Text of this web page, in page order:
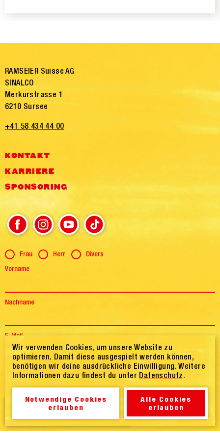
RAMSEIER Suisse AG
SINALCO
Merkurstrasse 1
6210 Sursee
+41 58 434 44 00
KONTAKT
KARRIERE
SPONSORING
AnredeFrau Herr
Divers
Vorname
Nachname
E-Mail
Einwilligung
Ich bestätige hiermit, dass ich die Informationen zumDatenschutz
gelesen, verstanden und akzeptiert habe.
Wir verwenden Cookies, um unsere Website zu
optimieren. Damit diese ausgespielt werden können,
benötigen wir deine ausdrückliche Einwilligung. Weitere
Informationen dazu findest du unter Datenschutz.
Notwendige Cookies
erlauben
Alle Cookies
erlauben